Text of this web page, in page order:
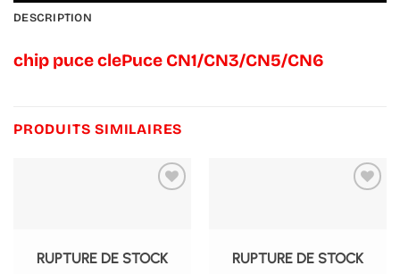
DESCRIPTION
chip puce clePuce CN1/CN3/CN5/CN6
PRODUITS SIMILAIRES
RUPTURE DE STOCK RUPTURE DE STOCK